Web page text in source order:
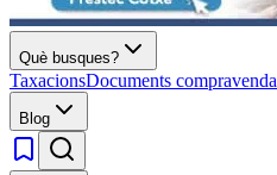
Què busques?
TaxacionsDocuments compravenda
Blog